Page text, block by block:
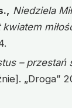
Niedziela
– przestań
„Droga”